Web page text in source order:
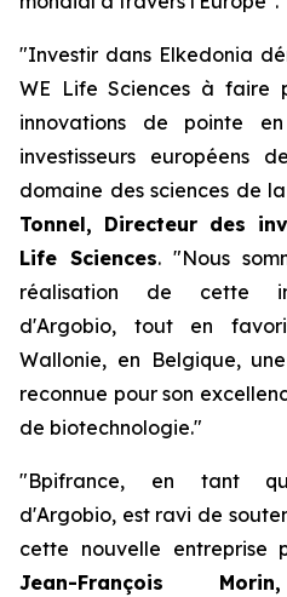
"Investir dans Elkedonia
WE Life Sciences à faire
innovations de pointe
investisseurs européens
domaine des sciences de
Tonnel, Directeur des
Life Sciences. "Nous
réalisation de cette
d'Argobio, tout en
Wallonie, en Belgique,
reconnue pour son
de biotechnologie."
"Bpifrance, en tant
d'Argobio, est ravi de
cette nouvelle entreprise
Jean-François